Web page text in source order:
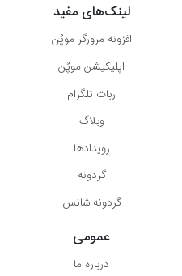
لینک‌های مفید
افزونه مرورگر موپُن
اپلیکیشن موپُن
ربات تلگرام
وبلاگ
رویدادها
گردونه
گردونه شانس
عمومی
درباره ما